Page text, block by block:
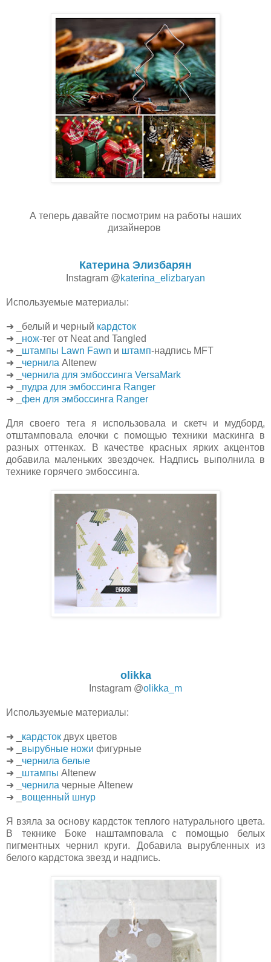
А теперь давайте посмотрим на работы наших
дизайнеров
Катерина Элизбарян
Instagram @katerina_elizbaryan
Используемые материалы:
➜ _белый и черный кардсток
➜ _ нож-тег от Neat and Tangled
➜ _ штампы Lawn Fawn и штамп-надпись MFT
➜ _ чернила Altenew
➜ _ чернила для эмбоссинга VersaMark
➜ _ пудра для эмбоссинга Ranger
➜ _ фен для эмбоссинга Ranger
Для своего тега я использовала и скетч и мудборд,
отштамповала елочки с помощью техники маскинга в
разных оттенках. В качестве красных ярких акцентов
добавила маленьких звездочек. Надпись выполнила в
технике горячего эмбоссинга.
olikka
Instagram @olikka_m
Используемые материалы:
➜ _ кардсток двух цветов
➜ _ вырубные ножи фигурные
➜ _ чернила белые
➜ _ штампы Altenew
➜ _ чернила черные Altenew
➜ _ вощенный шнур
Я взяла за основу кардсток теплого натурального цвета.
В текнике Боке наштамповала с помощью белых
пигментных чернил круги. Добавила вырубленных из
белого кардстока звезд и надпись.